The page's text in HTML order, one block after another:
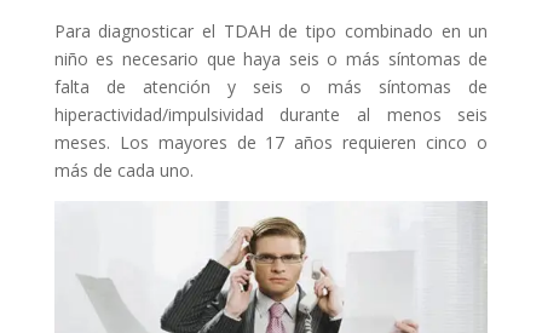
Para diagnosticar el TDAH de tipo combinado en un
niño es necesario que haya seis o más síntomas de
falta de atención y seis o más síntomas de
hiperactividad/impulsividad durante al menos seis
meses. Los mayores de 17 años requieren cinco o
más de cada uno.